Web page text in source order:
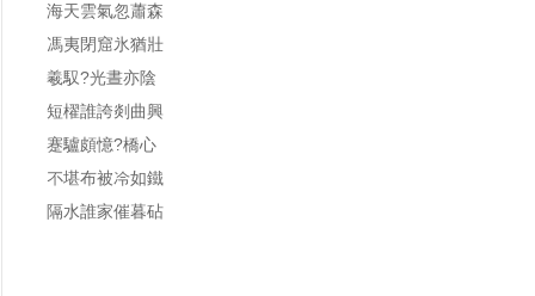
海天雲氣忽蕭森
馮夷閉窟氷猶壯
羲馭?光晝亦陰
短櫂誰誇剡曲興
蹇驢頗憶?橋心
不堪布被冷如鐵
隔水誰家催暮砧